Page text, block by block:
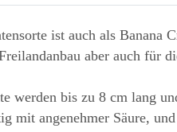
ist auch als Banana
aber auch für
werden bis zu 8 cm lang
mit angenehmer Säure,